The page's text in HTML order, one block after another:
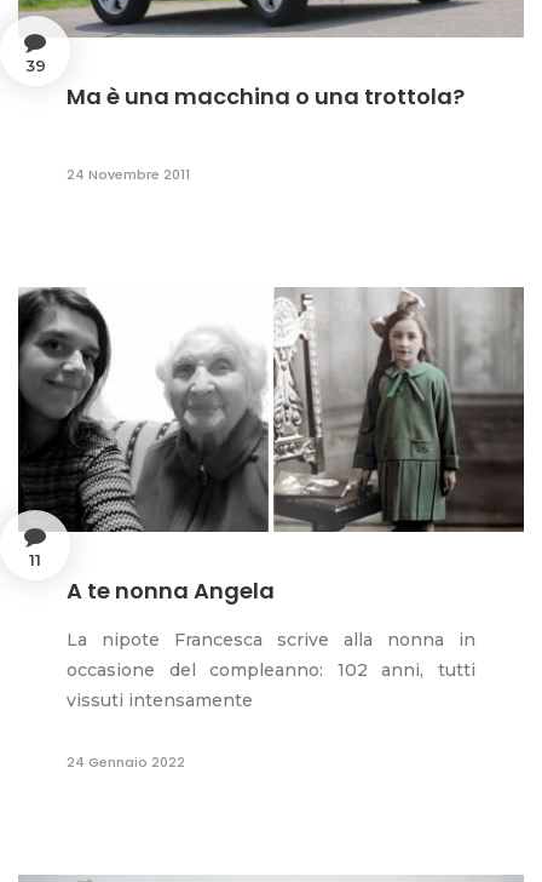
39
Ma è una macchina o una trottola?
24 Novembre 2011
11
A te nonna Angela
La nipote Francesca scrive alla nonna in
occasione del compleanno: 102 anni, tutti
vissuti intensamente
24 Gennaio 2022